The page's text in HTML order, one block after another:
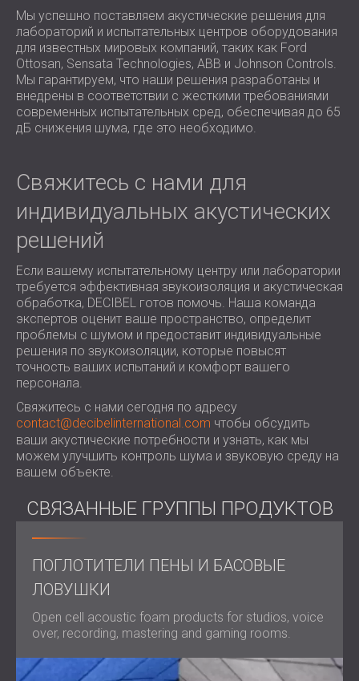
Мы успешно поставляем акустические решения для
лабораторий и испытательных центров оборудования
для известных мировых компаний, таких как Ford
Ottosan, Sensata Technologies, ABB и Johnson Controls.
Мы гарантируем, что наши решения разработаны и
внедрены в соответствии с жесткими требованиями
современных испытательных сред, обеспечивая до 65
дБ снижения шума, где это необходимо.
Свяжитесь с нами для
индивидуальных акустических
решений
Если вашему испытательному центру или лаборатории
требуется эффективная звукоизоляция и акустическая
обработка, DECIBEL готов помочь. Наша команда
экспертов оценит ваше пространство, определит
проблемы с шумом и предоставит индивидуальные
решения по звукоизоляции, которые повысят
точность ваших испытаний и комфорт вашего
персонала.
Свяжитесь с нами сегодня по адресу
contact@decibelinternational.com чтобы обсудить
ваши акустические потребности и узнать, как мы
можем улучшить контроль шума и звуковую среду на
вашем объекте.
СВЯЗАННЫЕ ГРУППЫ ПРОДУКТОВ
ПОГЛОТИТЕЛИ ПЕНЫ И БАСОВЫЕ
ЛОВУШКИ
Open cell acoustic foam products for studios, voice
over, recording, mastering and gaming rooms.